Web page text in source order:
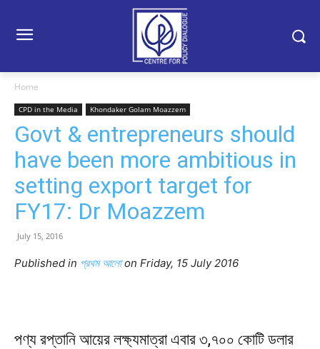
Home
CPD in the Media Khondaker Golam Moazzem
Govt & entrepreneurs should
have been more ambitious in
setting export target for
FY17: Dr Moazzem
July 15, 2016
Published in প্রথম আলোon Friday, 15 July 2016
পণ্য রপ্তানি আয়ের লক্ষ্যমাত্রা এবার ৩,৭০০ কোটি ডলার